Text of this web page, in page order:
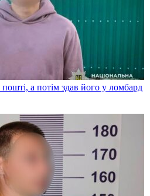
а потім здав його у ломбард